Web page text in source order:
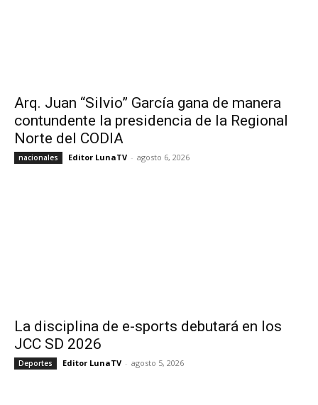
Arq. Juan “Silvio” García gana de manera
contundente la presidencia de la Regional
Norte del CODIA
nacionales Editor LunaTV - agosto 6, 2026
La disciplina de e-sports debutará en los
JCC SD 2026
Deportes Editor LunaTV - agosto 5, 2026